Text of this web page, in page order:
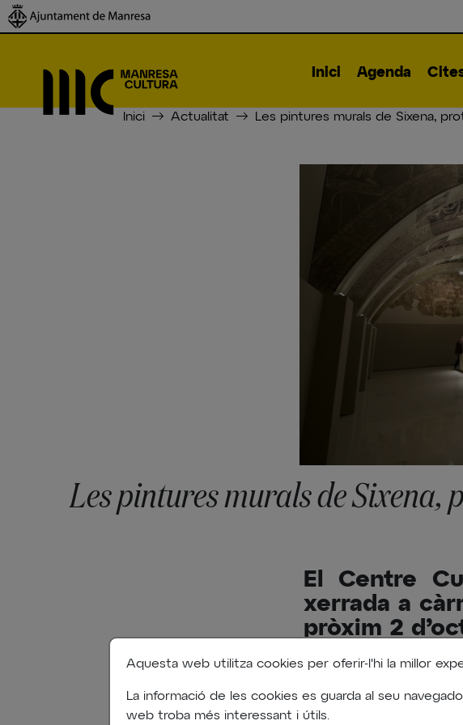
Aquesta web utilitza cookies per oferir-l'hi la millor
La informació de les cookies es guarda al seu
web troba més interessant i útils.
Inici Agenda
Inici Actualitat Les pintures murals de Sixena,
Les pintures murals de Sixena,
El Centre
xerrada a
pròxim 2